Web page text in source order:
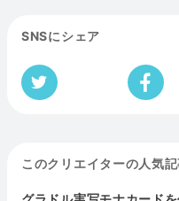
SNSにシェア
このクリエイターの人気